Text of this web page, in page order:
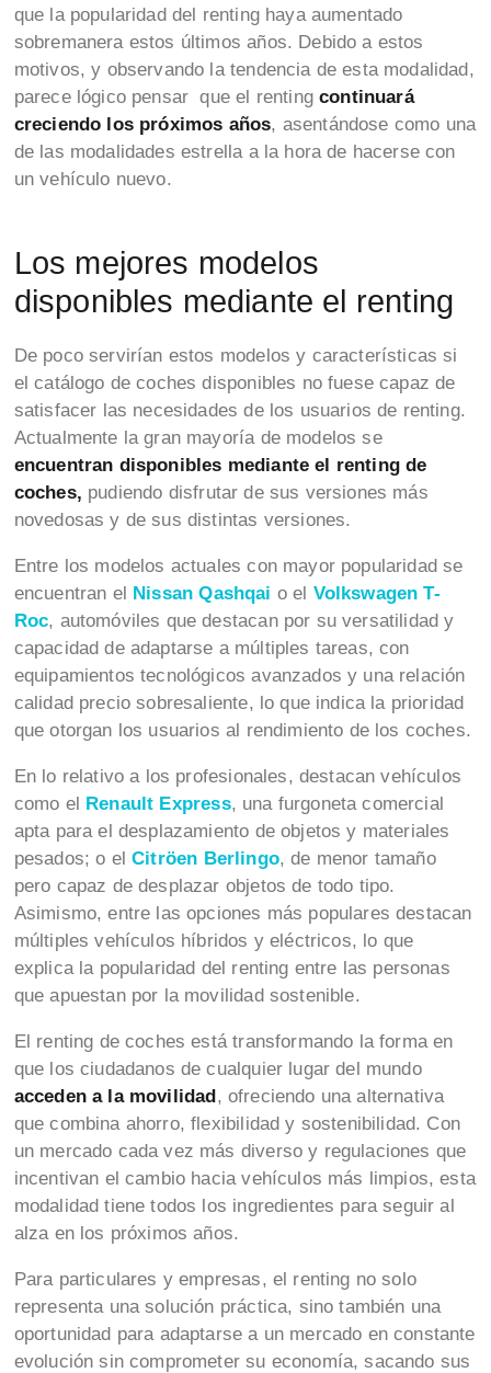
que la popularidad del renting haya aumentado
sobremanera estos últimos años. Debido a estos
motivos, y observando la tendencia de esta modalidad,
parece lógico pensar que el rentingcontinuará
creciendo los próximos años, asentándose como una
de las modalidades estrella a la hora de hacerse con
un vehículo nuevo.
Los mejores modelos
disponibles mediante el renting
De poco servirían estos modelos y características si
el catálogo de coches disponibles no fuese capaz de
satisfacer las necesidades de los usuarios de renting.
Actualmente la gran mayoría de modelos se
encuentran disponibles mediante el renting de
coches, pudiendo disfrutar de sus versiones más
novedosas y de sus distintas versiones.
Entre los modelos actuales con mayor popularidad se
encuentran el Nissan Qashqai o el Volkswagen T-
Roc, automóviles que destacan por su versatilidad y
capacidad de adaptarse a múltiples tareas, con
equipamientos tecnológicos avanzados y una relación
calidad precio sobresaliente, lo que indica la prioridad
que otorgan los usuarios al rendimiento de los coches.
En lo relativo a los profesionales, destacan vehículos
como el Renault Express, una furgoneta comercial
apta para el desplazamiento de objetos y materiales
pesados; o elCitröen Berlingo, de menor tamaño
pero capaz de desplazar objetos de todo tipo.
Asimismo, entre las opciones más populares destacan
múltiples vehículos híbridos y eléctricos, lo que
explica la popularidad del renting entre las personas
que apuestan por la movilidad sostenible.
El renting de coches está transformando la forma en
que los ciudadanos de cualquier lugar del mundo
acceden a la movilidad, ofreciendo una alternativa
que combina ahorro, flexibilidad y sostenibilidad. Con
un mercado cada vez más diverso y regulaciones que
incentivan el cambio hacia vehículos más limpios, esta
modalidad tiene todos los ingredientes para seguir al
alza en los próximos años.
Para particulares y empresas, el renting no solo
representa una solución práctica, sino también una
oportunidad para adaptarse a un mercado en constante
evolución sin comprometer su economía, sacando sus